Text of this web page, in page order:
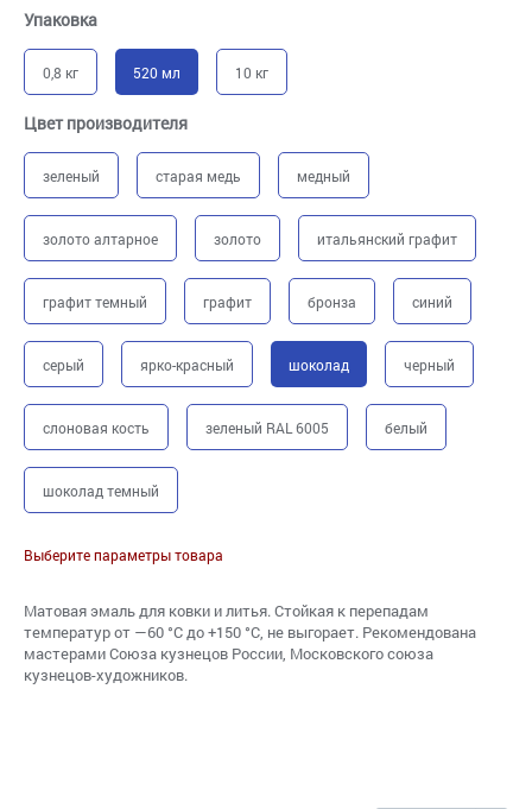
Упаковка
0,8 кг 520 мл 10 кг
Цвет производителя
зеленый старая медь медный
золото алтарное золото итальянский графит
графит темный графит бронза синий
серый ярко-красный шоколад черный
слоновая кость зеленый RAL 6005 белый
шоколад темный
Выберите параметры товара
Матовая эмаль для ковки и литья. Стойкая к перепадам
температур от —60 °С до +150 °С, не выгорает. Рекомендована
мастерами Союза кузнецов России, Московского союза
кузнецов-художников.